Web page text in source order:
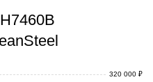
320 000 ₽